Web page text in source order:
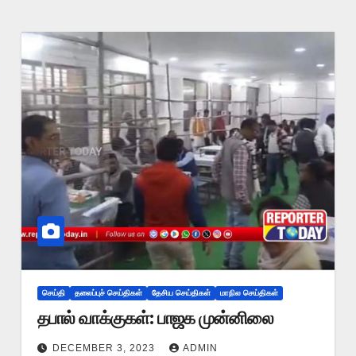
செய்தி தலைப்புச் செய்திகள் தேசிய செய்திகள் மாநில செய்திகள்
தபால் வாக்குகள்: பாஜக முன்னிலை
DECEMBER 3, 2023 ADMIN
செய்திகள் அரசியல்
Magazine – June
2026
JUNE 28, 2026 ADMIN